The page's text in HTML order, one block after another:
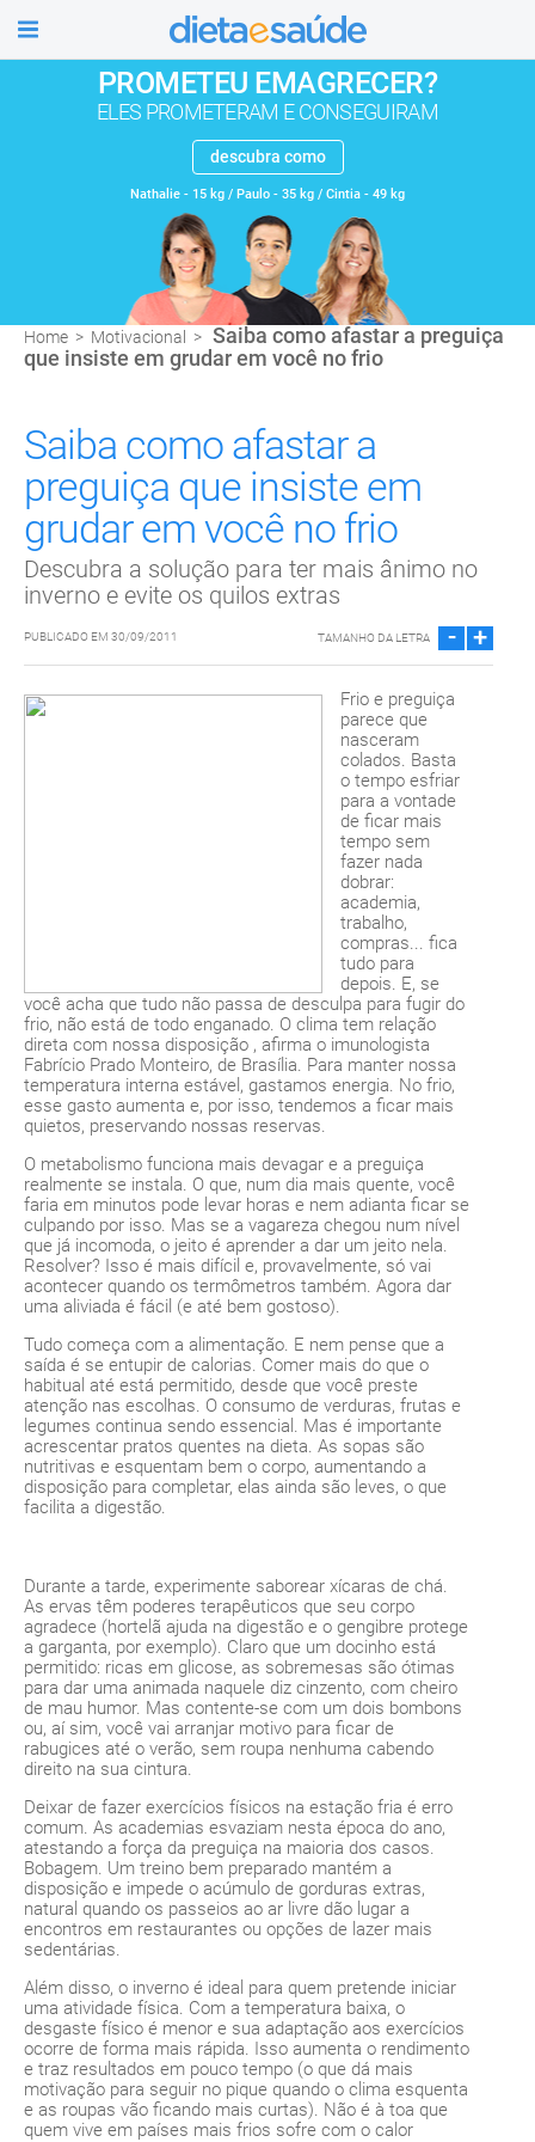
PROMETEU EMAGRECER?
ELES PROMETERAM E CONSEGUIRAM
Nathalie - 15 kg / Paulo - 35 kg / Cintia - 49 kg
descubra como
Home > Motivacional > Saiba como afastar a preguiça
que insiste em grudar em você no frio
Saiba como afastar a
preguiça que insiste em
grudar em você no frio
Descubra a solução para ter mais ânimo no
inverno e evite os quilos extras
TAMANHO DA LETRA - +
PUBLICADO EM 30/09/2011
Frio e preguiça
parece que
nasceram
colados. Basta
o tempo esfriar
para a vontade
de ficar mais
tempo sem
fazer nada
dobrar:
academia,
trabalho,
compras... fica
tudo para
depois. E, se
você acha que tudo não passa de desculpa para fugir do
frio, não está de todo enganado. O clima tem relação
direta com nossa disposição , afirma o imunologista
Fabrício Prado Monteiro, de Brasília. Para manter nossa
temperatura interna estável, gastamos energia. No frio,
esse gasto aumenta e, por isso, tendemos a ficar mais
quietos, preservando nossas reservas.
O metabolismo funciona mais devagar e a preguiça
realmente se instala. O que, num dia mais quente, você
faria em minutos pode levar horas e nem adianta ficar se
culpando por isso. Mas se a vagareza chegou num nível
que já incomoda, o jeito é aprender a dar um jeito nela.
Resolver? Isso é mais difícil e, provavelmente, só vai
acontecer quando os termômetros também. Agora dar
uma aliviada é fácil (e até bem gostoso).
Tudo começa com a alimentação. E nem pense que a
saída é se entupir de calorias. Comer mais do que o
habitual até está permitido, desde que você preste
atenção nas escolhas. O consumo de verduras, frutas e
legumes continua sendo essencial. Mas é importante
acrescentar pratos quentes na dieta. As sopas são
nutritivas e esquentam bem o corpo, aumentando a
disposição para completar, elas ainda são leves, o que
facilita a digestão.
Durante a tarde, experimente saborear xícaras de chá.
As ervas têm poderes terapêuticos que seu corpo
agradece (hortelã ajuda na digestão e o gengibre protege
a garganta, por exemplo). Claro que um docinho está
permitido: ricas em glicose, as sobremesas são ótimas
para dar uma animada naquele diz cinzento, com cheiro
de mau humor. Mas contente-se com um dois bombons
ou, aí sim, você vai arranjar motivo para ficar de
rabugices até o verão, sem roupa nenhuma cabendo
direito na sua cintura.
Deixar de fazer exercícios físicos na estação fria é erro
comum. As academias esvaziam nesta época do ano,
atestando a força da preguiça na maioria dos casos.
Bobagem. Um treino bem preparado mantém a
disposição e impede o acúmulo de gorduras extras,
natural quando os passeios ao ar livre dão lugar a
encontros em restaurantes ou opções de lazer mais
sedentárias.
Além disso, o inverno é ideal para quem pretende iniciar
uma atividade física. Com a temperatura baixa, o
desgaste físico é menor e sua adaptação aos exercícios
ocorre de forma mais rápida. Isso aumenta o rendimento
e traz resultados em pouco tempo (o que dá mais
motivação para seguir no pique quando o clima esquenta
e as roupas vão ficando mais curtas). Não é à toa que
quem vive em países mais frios sofre com o calor